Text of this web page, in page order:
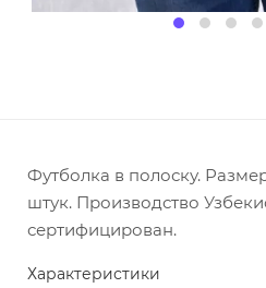
Футболка в полоску.
штук. Производство
сертифицирован.
Характеристики